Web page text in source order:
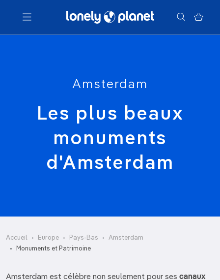
Menu
Votre recherche
Amsterdam
Les plus beaux
monuments
d'Amsterdam
Accueil Europe Pays-Bas
Amsterdam
Monuments et Patrimoine
Amsterdam est célèbre non seulement pour ses canaux